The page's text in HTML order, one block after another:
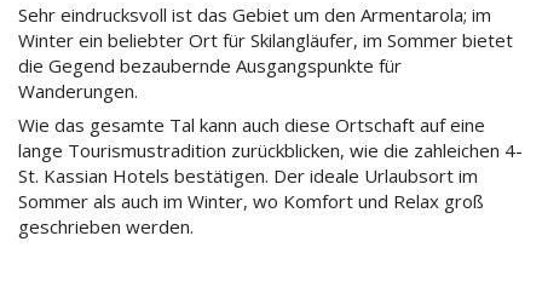
Sehr eindrucksvoll ist das Gebiet um den Armentarola; im
Winter ein beliebter Ort für Skilangläufer, im Sommer bietet
die Gegend bezaubernde Ausgangspunkte für
Wanderungen.
Wie das gesamte Tal kann auch diese Ortschaft auf eine
lange Tourismustradition zurückblicken, wie die zahleichen 4-
St. Kassian Hotels bestätigen. Der ideale Urlaubsort im
Sommer als auch im Winter, wo Komfort und Relax groß
geschrieben werden.